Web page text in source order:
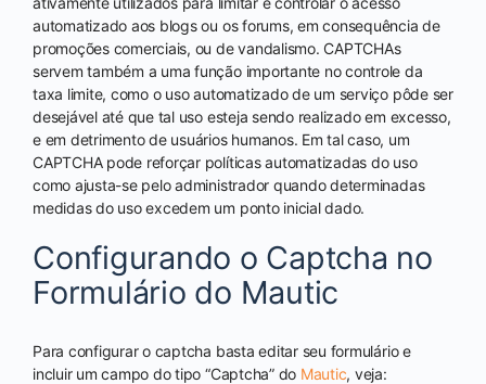
automatizado aos blogs ou os forums, em consequência de
promoções comerciais, ou de vandalismo. CAPTCHAs
servem também a uma função importante no controle da
taxa limite, como o uso automatizado de um serviço pôde ser
desejável até que tal uso esteja sendo realizado em excesso,
e em detrimento de usuários humanos. Em tal caso, um
CAPTCHA pode reforçar políticas automatizadas do uso
como ajusta-se pelo administrador quando determinadas
medidas do uso excedem um ponto inicial dado.
Configurando o Captcha no
Formulário do Mautic
Para configurar o captcha basta editar seu formulário e
incluir um campo do tipo “Captcha” do Mautic, veja: